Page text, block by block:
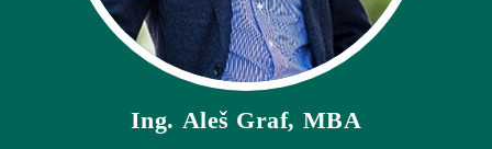
Ing. Aleš Graf, MBA